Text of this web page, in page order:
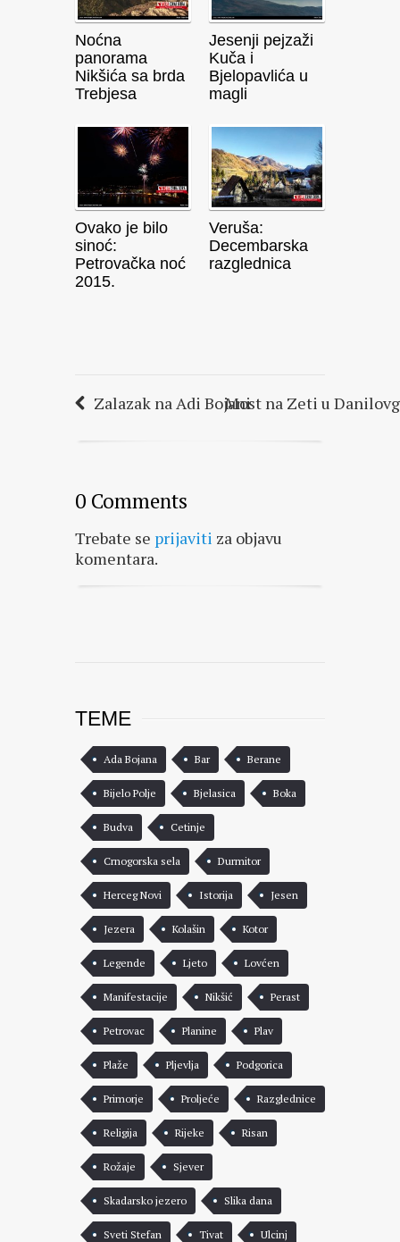
Noćna
panorama
Nikšića sa brda
Trebjesa
Jesenji pejzaži
Kuča i
Bjelopavlića u
magli
Ovako je bilo
sinoć:
Petrovačka noć
2015.
Veruša:
Decembarska
razglednica
Zalazak na Adi BojaniMost na Zeti u
0 Comments
Trebate se prijaviti za objavu
komentara.
TEME
Ada Bojana Bar Berane
Bijelo Polje Bjelasica Boka
Budva Cetinje
Crnogorska sela Durmitor
Herceg Novi Istorija Jesen
Jezera Kolašin Kotor
Legende Ljeto Lovćen
Manifestacije Nikšić Perast
Petrovac Planine Plav
Plaže Pljevlja Podgorica
Primorje Proljeće Razglednice
Religija Rijeke Risan
Rožaje Sjever
Skadarsko jezero Slika dana
Sveti Stefan Tivat Ulcinj